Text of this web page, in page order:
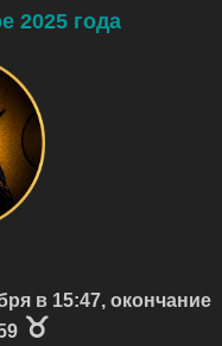
2025 года
в 15:47, окончание
♉